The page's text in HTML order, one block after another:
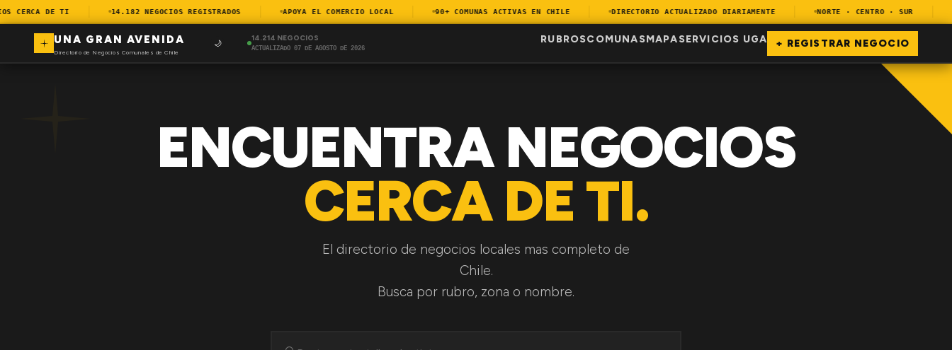
CERCA DE TI 14.182 NEGOCIOS REGISTRADOS APOYA EL COMERCIO LOCAL 90+ COMUNAS ACTIVAS EN CHILE DIRECTORIO ACTUALIZADO DIARIAMENTE NORTE · CENTRO · SUR
UNA GRAN AVENIDA
Directorio de Negocios Comunales de Chile
🌙
14.214 NEGOCIOS
ACTUALIZADO 07 DE AGOSTO DE 2026
RUBROSCOMUNASMAPASERVICIOS UGA + REGISTRAR NEGOCIO
ENCUENTRA NEGOCIOS
CERCA DE TI.
El directorio de negocios locales mas completo de
Chile.
Busca por rubro, zona o nombre.